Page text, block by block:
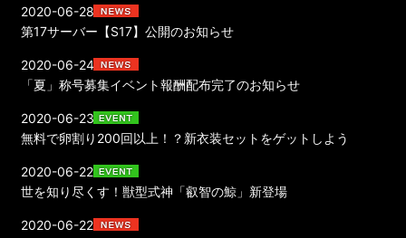
第17サーバー【S17】公開のお知らせ
2020-06-28
「夏」称号募集イベント報酬配布完了のお知らせ
2020-06-24
無料で卵割り200回以上！？新衣装セットをゲットしよう
2020-06-23
世を知り尽くす！獣型式神「叡智の鯨」新登場
2020-06-22
2020-06-22